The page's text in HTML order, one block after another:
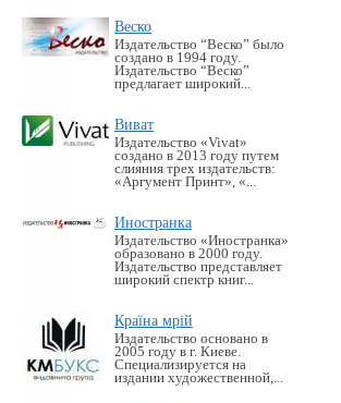
Веско
Издательство “Веско” было
создано в 1994 году.
Издательство “Веско”
предлагает широкий...
Виват
Издательство «Vivat»
создано в 2013 году путем
слияния трех издательств:
«Аргумент Принт», «...
Иностранка
Издательство «Иностранка»
образовано в 2000 году.
Издательство представляет
широкий спектр книг...
Країна мрій
Издательство основано в
2005 году в г. Киеве.
Специализируется на
издании художественной,...